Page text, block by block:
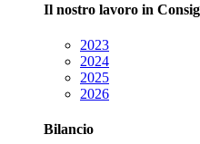
Il nostro lavoro in
2023
2024
2025
2026
Bilancio